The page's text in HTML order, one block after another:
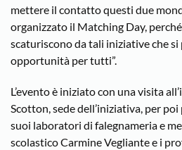
mettere il contatto questi due
organizzato il Matching Day,
scaturiscono da tali iniziative che
opportunità per tutti”.
L’evento è iniziato con una visita
Scotton, sede dell’iniziativa, per
suoi laboratori di falegnameria e
scolastico Carmine Vegliante e i